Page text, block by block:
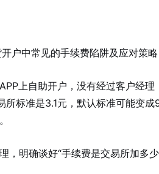
户中常见的手续费陷阱及应对策略
上自助开户，没有经过客户经
标准是3.1元，默认标准可能变成
，明确谈好“手续费是交易所加多